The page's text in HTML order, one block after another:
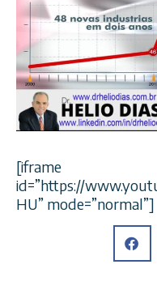
[iframe
id=”https://
HU” mode=”normal”]